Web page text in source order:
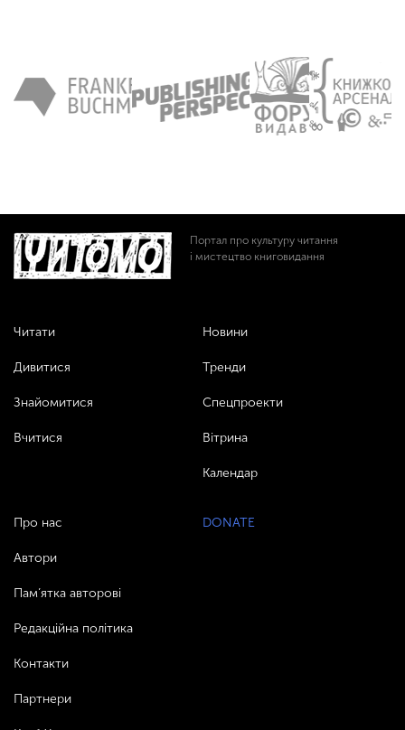
Портал про культуру читання
і мистецтво книговидання
Читати
Дивитися
Знайомитися
Вчитися
Новини
Тренди
Спецпроекти
Вітрина
Календар
Про нас
Автори
Пам’ятка авторові
Редакційна політика
Контакти
Партнери
DONATE